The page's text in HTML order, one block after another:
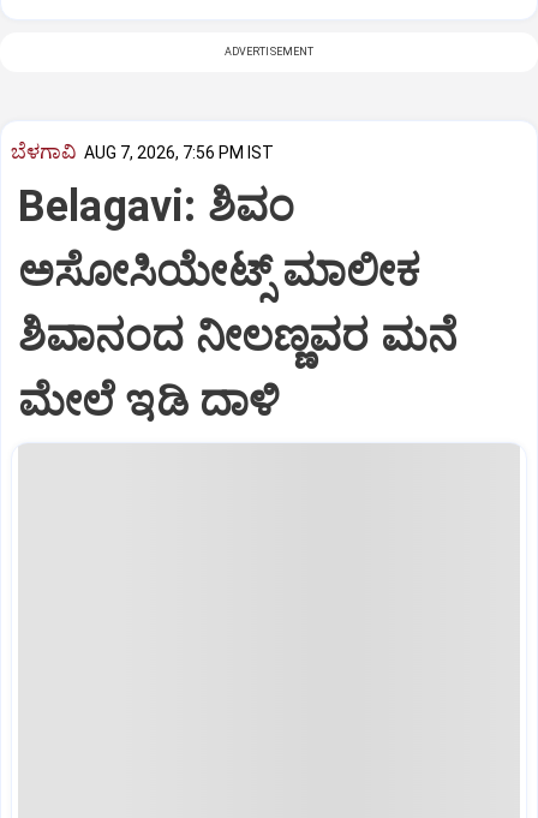
ADVERTISEMENT
ಬೆಳಗಾವಿ AUG 7, 2026, 7:56 PM IST
Belagavi: ಶಿವಂ
ಅಸೋಸಿಯೇಟ್ಸ್ ಮಾಲೀಕ
ಶಿವಾನಂದ ನೀಲಣ್ಣವರ ಮನೆ
ಮೇಲೆ ಇಡಿ‌ ದಾಳಿ